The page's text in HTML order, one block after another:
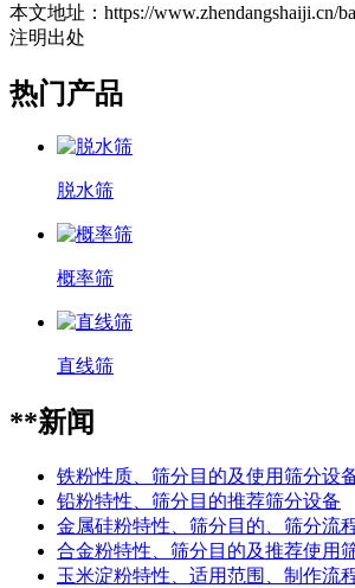
本文地址：https://www.zhendangshaiji.cn/
注明出处
热门产品
脱水筛
概率筛
直线筛
**新闻
铁粉性质、筛分目的及使用筛分设
铅粉特性、筛分目的推荐筛分设备
金属硅粉特性、筛分目的、筛分流
合金粉特性、筛分目的及推荐使用
玉米淀粉特性、适用范围、制作流